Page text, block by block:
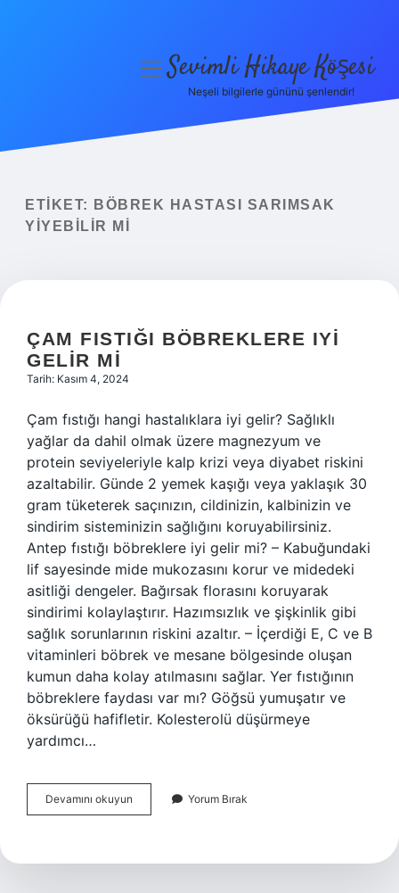
Yasal Uyarı
menüyüSevimli Hikaye Köşesi
Neşeli bilgilerle gününü şenlendir!
ETIKET:
BÖBREK HASTASI SARIMSAK
YIYEBILIR MI
ÇAM FISTIĞI BÖBREKLERE IYI
GELIR MI
Tarih: Kasım 4, 2024
Çam fıstığı hangi hastalıklara iyi gelir? Sağlıklı
yağlar da dahil olmak üzere magnezyum ve
protein seviyeleriyle kalp krizi veya diyabet riskini
azaltabilir. Günde 2 yemek kaşığı veya yaklaşık 30
gram tüketerek saçınızın, cildinizin, kalbinizin ve
sindirim sisteminizin sağlığını koruyabilirsiniz.
Antep fıstığı böbreklere iyi gelir mi? – Kabuğundaki
lif sayesinde mide mukozasını korur ve midedeki
asitliği dengeler. Bağırsak florasını koruyarak
sindirimi kolaylaştırır. Hazımsızlık ve şişkinlik gibi
sağlık sorunlarının riskini azaltır. – İçerdiği E, C ve B
vitaminleri böbrek ve mesane bölgesinde oluşan
kumun daha kolay atılmasını sağlar. Yer fıstığının
böbreklere faydası var mı? Göğsü yumuşatır ve
öksürüğü hafifletir. Kolesterolü düşürmeye
yardımcı…
Devamını okuyun
Fıstığı
Gelir
Yorum Bırak